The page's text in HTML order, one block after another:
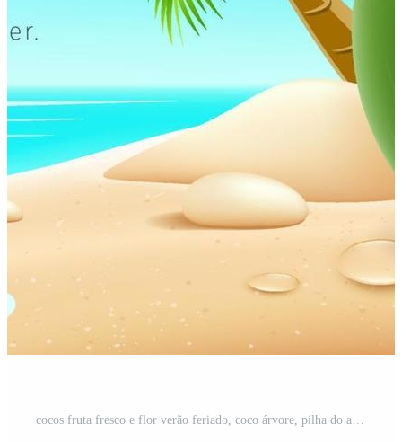
cocos fruta fresco e flor verão feriado, coco árvore, pilha do areia, em areia de praia fundo, eps 10 vetor ilustração Vetor Pro